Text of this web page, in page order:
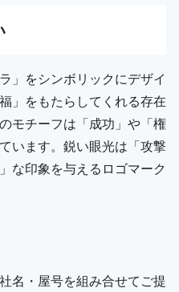
」をシンボリックにデザイ
」をもたらしてくれる存在
モチーフは「成功」や「権
います。鋭い眼光は「攻撃
な印象を与えるロゴマーク
名・屋号を組み合せてご提